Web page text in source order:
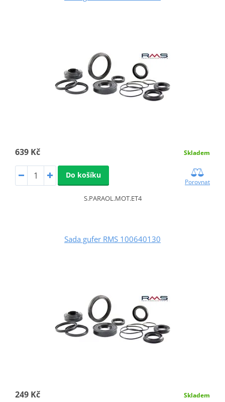
639 Kč Skladem
Do košíku
Porovnat
S.PARAOL.MOT.ET4
Sada gufer RMS 100640130
249 Kč Skladem